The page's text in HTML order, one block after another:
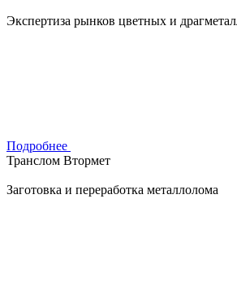
Экспертиза рынков цветных и
Подробнее
Транслом Втормет
Заготовка и переработка металлолома